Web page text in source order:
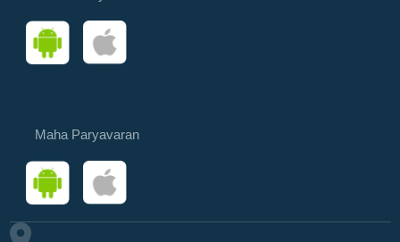
Maha Paryavaran